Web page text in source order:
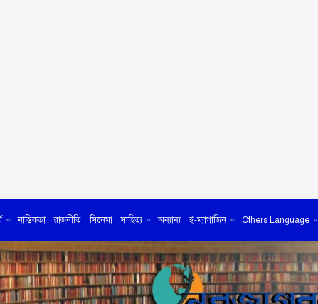
নাস্তিকতা রাজনীতি সিনেমা সাহিত্য অন্যান্য ই-ম্যাগাজিন Others Language